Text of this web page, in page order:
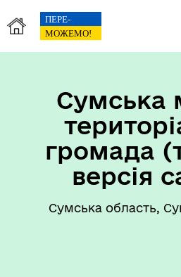
Сумська
громада
версія
Сумська область,